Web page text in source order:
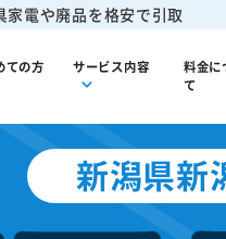
家電や廃品を格安で引取
ての方 サービス内容
料金に
て
新潟県新